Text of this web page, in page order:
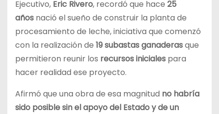
Ejecutivo, Eric Rivero, recordó que hace 25
años nació el sueño de construir la planta de
procesamiento de leche, iniciativa que comenzó
con la realización de 19 subastas ganaderasque
permitieron reunir los recursos iniciales para
hacer realidad ese proyecto.
Afirmó que una obra de esa magnitud no habría
sido posible sin el apoyo del Estado y de un